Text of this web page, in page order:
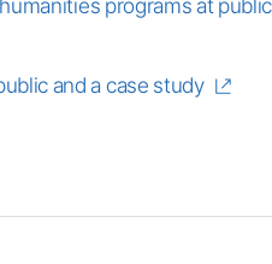
and a case study